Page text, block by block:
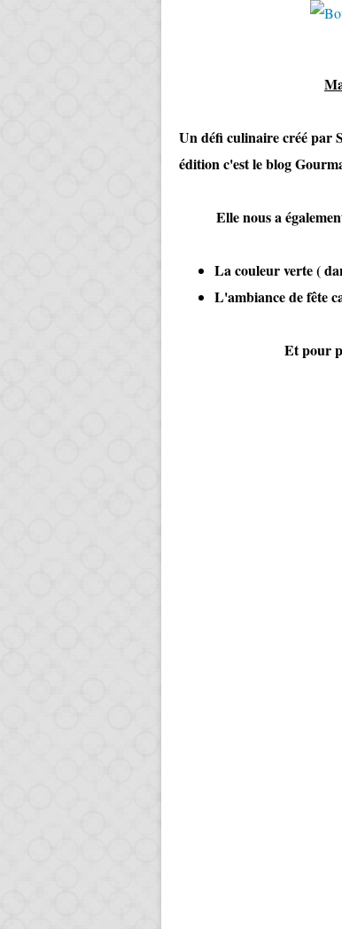
Un défi culinaire créé par
édition c'est le blog
Elle nous a également
La couleur verte (
L'ambiance de fête
Et pour plus d'